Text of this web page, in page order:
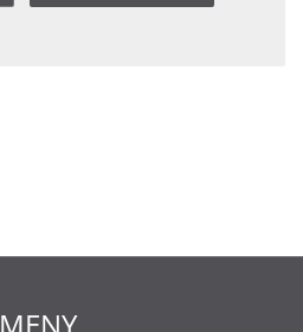
MENY